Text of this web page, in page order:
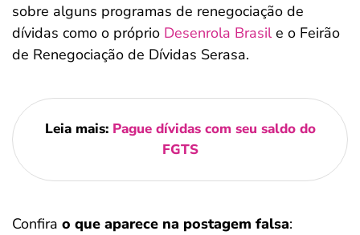
sobre alguns programas de renegociação de
dívidas como o próprio Desenrola Brasile o Feirão
de Renegociação de Dívidas Serasa.
Leia mais: Pague dívidas com seu saldo do
FGTS
Confira o que aparece na postagem falsa: